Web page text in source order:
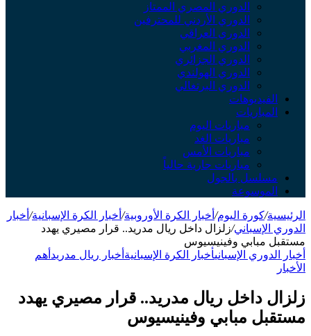
الدوري المصري الممتاز
الدوري الأردني للمحترفين
الدوري العراقي
الدوري المغربي
الدوري الجزائري
الدوري الهولندي
الدوري البرتغالي
الفيديوهات
المباريات
مباريات اليوم
مباريات الغد
مباريات الأمس
مباريات جارية حالياً
مسلسل بالجول
الموسوعة
الرئيسية/كورة اليوم/ أخبار الكرة الأوروبية/ أخبار الكرة الإسبانية/ أخبار
الدوري الإسباني/زلزال داخل ريال مدريد.. قرار مصيري يهدد
مستقبل مبابي وفينيسيوس
أخبار الدوري الإسبانيأخبار الكرة الإسبانية أخبار ريال مدريد أهم
الأخبار
زلزال داخل ريال مدريد.. قرار مصيري يهدد
مستقبل مبابي وفينيسيوس